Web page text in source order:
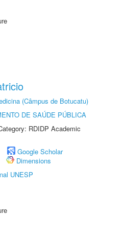
(Câmpus de Botucatu)
DE SAÚDE PÚBLICA
RDIDP Academic
Google Scholar
Dimensions
UNESP